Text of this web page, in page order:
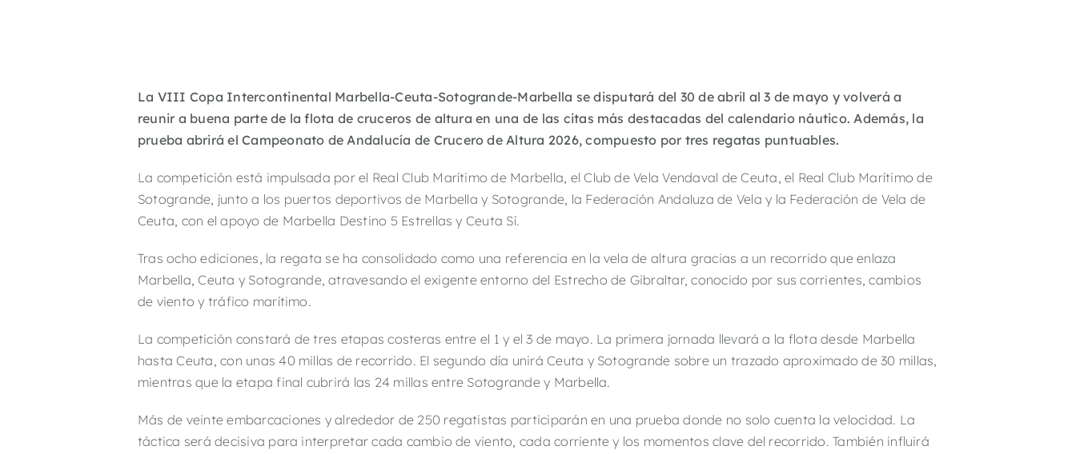
La VIII Copa Intercontinental Marbella-Ceuta-Sotogrande-Marbella se disputará del 30 de abril al 3 de mayo y volverá a
reunir a buena parte de la flota de cruceros de altura en una de las citas más destacadas del calendario náutico. Además, la
prueba abrirá el Campeonato de Andalucía de Crucero de Altura 2026, compuesto por tres regatas puntuables.
La competición está impulsada por el Real Club Marítimo de Marbella, elClub de Vela Vendaval de Ceuta, el Real Club Marítimo de
Sotogrande, junto a los puertos deportivos de Marbella y Sotogrande, la Federación Andaluza de Vela y la Federación de Vela de
Ceuta, con el apoyo de Marbella Destino 5 Estrellas y Ceuta Sí.
Tras ocho ediciones, la regata se ha consolidado como una referencia en la vela de altura gracias a un recorrido que enlaza
Marbella,Ceuta y Sotogrande, atravesando el exigente entorno del Estrecho de Gibraltar, conocido por sus corrientes, cambios
de viento y tráfico marítimo.
La competición constará de tres etapas costeras entre el 1 y el 3 de mayo. La primera jornada llevará a la flota desde Marbella
hasta Ceuta, con unas 40 millas de recorrido. El segundo día unirá Ceuta y Sotogrande sobre un trazado aproximado de 30 millas,
mientras que la etapa final cubrirá las 24 millas entre Sotogrande y Marbella.
Más de veinte embarcaciones y alrededor de 250 regatistas participarán en una prueba donde no solo cuenta la velocidad. La
táctica será decisiva para interpretar cada cambio de viento, cada corriente y los momentos clave del recorrido. También influirá